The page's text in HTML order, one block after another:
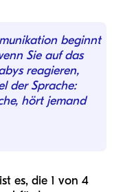
beginnt
Sie auf das
reagieren,
der Sprache:
hört jemand
ist es, die 1 von 4